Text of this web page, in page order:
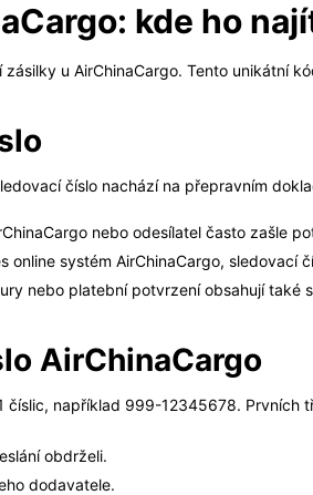
kde ho
u AirChinaCargo. Tento unikátní
číslo nachází na přepravním
nebo odesílatel často zašle
online systém AirChinaCargo, sledovací
nebo platební potvrzení obsahují také
AirChinaCargo
číslic, například 999-12345678.
obdrželi.
dodavatele.